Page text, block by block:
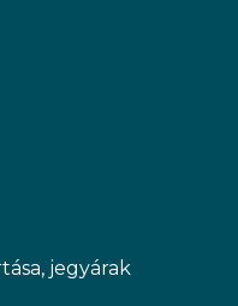
jegyárak